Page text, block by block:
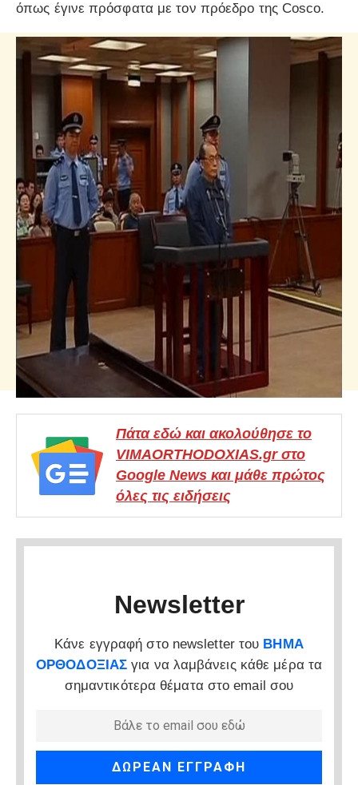
όπως έγινε πρόσφατα με τον πρόεδρο της Cosco.
Πάτα εδώ και ακολούθησε το
VIMAORTHODOXIAS.gr στο
Google News και μάθε πρώτος
όλες τις ειδήσεις
Newsletter
Κάνε εγγραφή στο newsletter του ΒΗΜΑ
ΟΡΘΟΔΟΞΙΑΣ για να λαμβάνεις κάθε μέρα τα
σημαντικότερα θέματα στο email σου